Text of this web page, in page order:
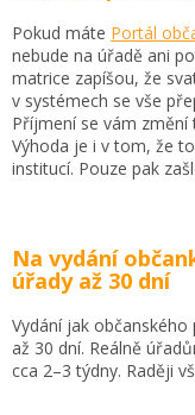
Pokud máte Portál
nebude na úřadě ani
matrice zapíšou, že
v systémech se vše
Příjmení se vám
Výhoda je i v tom, že
institucí. Pouze pak
Na vydání
úřady až 30 dní
Vydání jak
až 30 dní. Reálně
cca 2–3 týdny. Raději